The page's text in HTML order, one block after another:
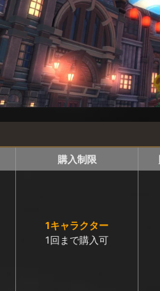
購入制限
1キャラクター
1回まで購入可